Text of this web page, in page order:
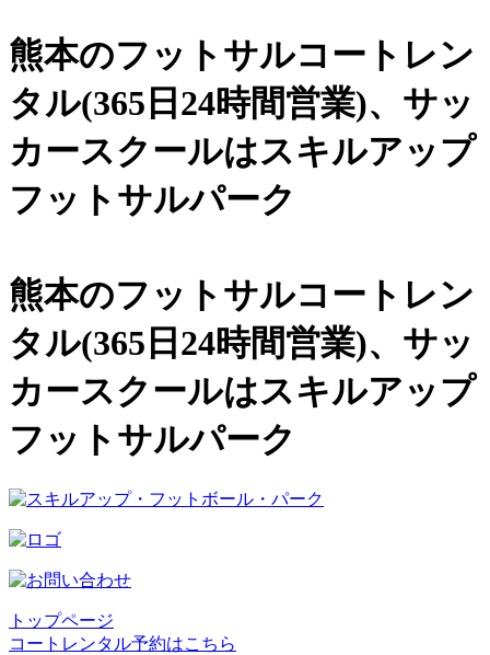
熊本のフットサルコートレン
タル(365日24時間営業)、 サッ
カースクールはスキルアップ
フットサルパーク
熊本のフットサルコートレン
タル(365日24時間営業)、サッ
カースクールはスキルアップ
フットサルパーク
トップページ
コートレンタル予約はこちら